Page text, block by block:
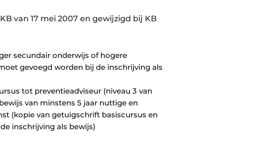
van 17 mei 2007 en gewijzigd bij KB
secundair onderwijs of hogere
gevoegd worden bij de inschrijving als
tot preventieadviseur (niveau 3 van
van minstens 5 jaar nuttige en
(kopie van getuigschrift basiscursus en
inschrijving als bewijs)